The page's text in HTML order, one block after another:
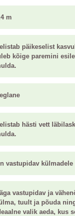
m
päikeselist
kõige paremini
hästi vett
vastupidav külmadele
vastupidav ja
tuult ja põuda
valik aeda, kus